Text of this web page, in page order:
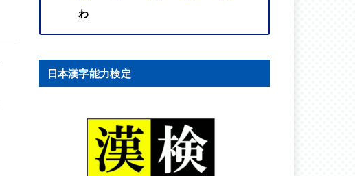
わ
日本漢字能力検定